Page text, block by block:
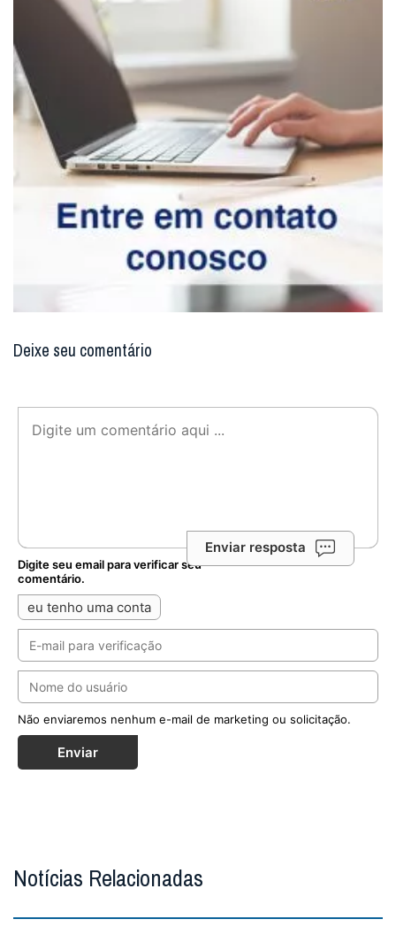
Deixe seu comentário
Enviar resposta
Digite seu email para verificar seu
comentário.
eu tenho uma conta
Não enviaremos nenhum e-mail de marketing ou solicitação.
Enviar
Notícias Relacionadas